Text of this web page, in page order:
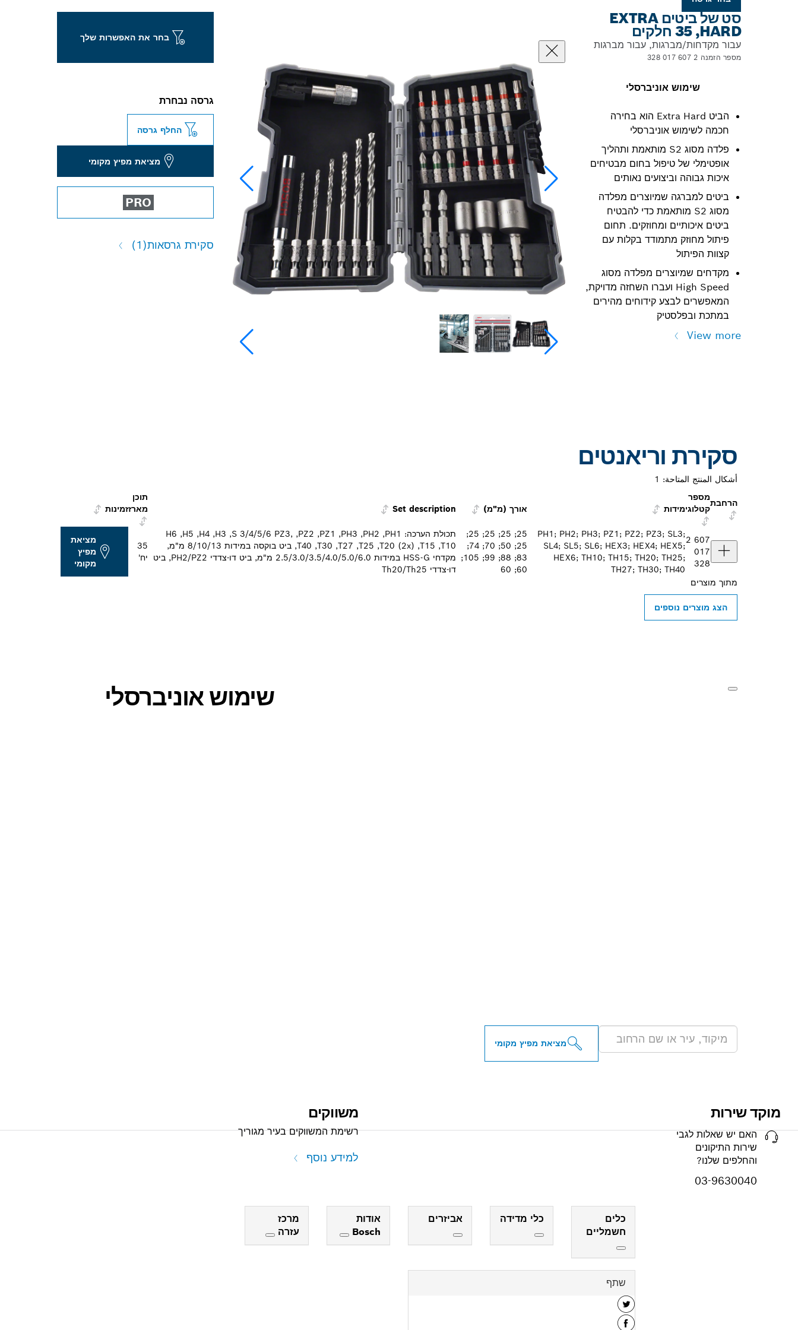
סט של ביטים EXTRA
HARD‏, 35 חלקים
עבור מקדחות/מברגות, עבור מברגות
מספר הזמנה 2 607 017 328
שימוש אוניברסלי
הביט Extra Hard הוא בחירה
חכמה לשימוש אוניברסלי
פלדה מסוג S2 מותאמת ותהליך
אופטימלי של טיפול בחום מבטיחים
איכות גבוהה וביצועים נאותים
ביטים למברגה שמיוצרים מפלדה
מסוג S2 מותאמת כדי להבטיח
ביטים איכותיים ומחוזקים. תחום
פיתול מחוזק מתמודד בקלות עם
קצוות הפיתול
מקדחים שמיוצרים מפלדה מסוג
High Speed ועברו השחזה מדויקת,
המאפשרים לבצע קידוחים מהירים
במתכת ובפלסטיק
View more
בחר את האפשרות שלך
גרסה נבחרת
החלף גרסה
מציאת מפיץ מקומי
PRO
סקירת גרסאות(1)
סקירת וריאנטים
أشكال المنتج المتاحة: 1
הרחבת
מספר
קטלוגימידות אורך (מ"מ) Set description
תוכן
מארזזמינות
2 607
017
328
PH1; PH2; PH3; PZ1; PZ2; PZ3; SL3;
SL4; SL5; SL6; HEX3; HEX4; HEX5;
HEX6; TH10; TH15; TH20; TH25;
TH27; TH30; TH40
25; 25; 25; 25;
25; 50; 70; 74;
83; 88; 99; 105;
60; 60
תכולת הערכה: PH1, ‏PH2, ‏PH3,‏ PZ1, ‏PZ2, ‏PZ3,‎‏ S 3/4/5/6,‏ H3, ‏H4, ‏H5, ‏H6
T10, ‏T15, ‏T20 (2x), ‏T25, ‏T27, ‏T30, ‏T40, ביט בוקסה במידות 8/10/13 מ"מ,
מקדחי HSS-G במידות 2.5/3.0/3.5/4.0/5.0/6.0 מ"מ, ביט דו-צדדי PH2/PZ2, ביט
דו-צדדי Th20/Th25
35
יח'
מציאת
מפיץ
מקומי
מתוך מוצרים
הצג מוצרים נוספים
שימוש אוניברסלי
מציאת מפיץ מקומי
מוקד שירות
האם יש שאלות לגבי
שירות התיקונים
והחלפים שלנו?
03-9630040
משווקים
רשימת המשווקים בעיר מגוריך
למידע נוסף
כלים
חשמליים
כלי מדידה אביזרים
אודות
Bosch
מרכז
עזרה
שתף